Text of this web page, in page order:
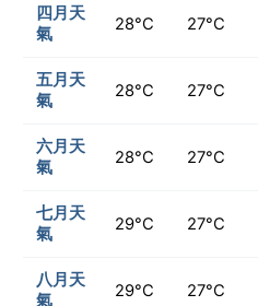
四月天
氣
28°C 27°C
五月天
氣
28°C 27°C
六月天
氣
28°C 27°C
七月天
氣
29°C 27°C
八月天
氣
29°C 27°C